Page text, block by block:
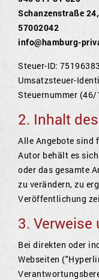
Schanzenstraße
57002042
info@hamburg-
Steuer-ID:
Umsatzsteuer-
Steuernummer
2. Inhalt
Alle Angebote sind
Autor behält es
oder das gesamte
zu verändern, zu
Veröffentlichung
3. Verweise
Bei direkten oder
Webseiten